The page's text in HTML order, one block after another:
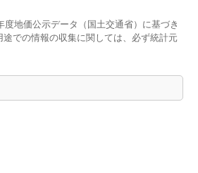
地価公示データ（国土交通省）に基づき
での情報の収集に関しては、必ず統計元